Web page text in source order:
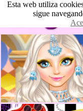
Esta web utiliza
sigue